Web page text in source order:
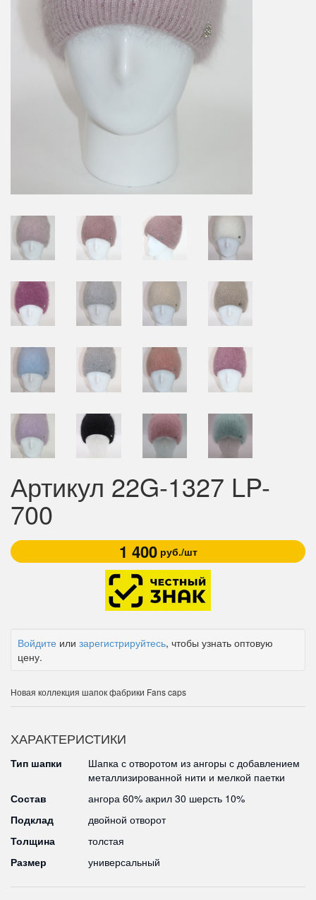
Артикул 22G-1327 LP-
700
1 400руб./шт
Войдите или зарегистрируйтесь, чтобы узнать оптовую
цену.
Новая коллекция шапок фабрики Fans caps
ХАРАКТЕРИСТИКИ
Тип шапки
Шапка с отворотом из ангоры с добавлением
металлизированной нити и мелкой паетки
Состав
ангора 60% акрил 30 шерсть 10%
Подклад
двойной отворот
Толщина
толстая
Размер
универсальный